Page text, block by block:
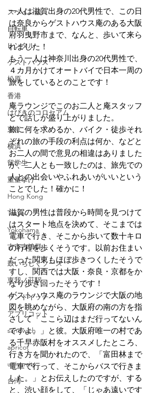
スペイン語
自転車
レンタル
ゲストハウス
松原
香港
はびきのコロセアム
東京
横浜
留学生
重量挙げ
Hong Kong
Tokyo
Yokohama
古市古墳群
鼓いちじくソース
恵我ノ荘駅
サンドイッチ
アプリコット
sandwich
apricot
university
台湾
一人は滋賀出身の20代男性で、この日
は奈良からゲストハウス庵のある大阪
府羽曳野市まで、なんと、歩いて来ら
れました！
もう一人は神奈川出身の20代男性で、
４カ月かけてオートバイで日本一周の
旅をしているとのことです！
庵ラウンジでこのお二人と庵スタッフ
とで話しが盛り上がりました。
旅に何を求めるか、バイク・徒歩それ
ぞれの旅の手段の利点は何か、などと
お二人の間で意見の相違はありました
が、二人とも一致したのは、旅先での
人との出会いやふれあいがいいという
ことでした！確かに！
滋賀の男性は普段から時間を見つけて
はスタート地点を決めて、そこまでは
電車で行き、そこから歩いて数十キロ
の行程を歩くそうです。以前お住まい
だった関東もほぼ歩きつくしたそうで
すし、関西では大阪・奈良・京都をか
なり歩き回ったそうです！
ゲストハウス庵のラウンジで大阪の地
図を眺めながら、大阪府の南の方を指
さして「ここら辺はまだ行ってないん
ですよ。」と彼。大阪府唯一の村であ
る千早赤阪村をオススメしたところ、
行き方を聞かれたので、「富田林まで
電車で行って、そこからバスで行きま
した。」とお伝えしたのですが、する
と、渋い顔をして、「じゃあ遠いです